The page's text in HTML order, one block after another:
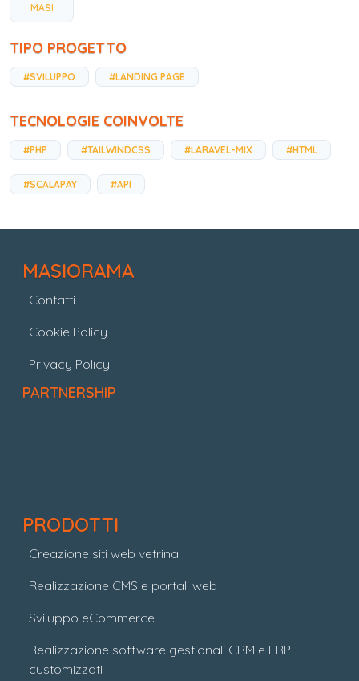
MASI
TIPO PROGETTO
#SVILUPPO #LANDING PAGE
TECNOLOGIE COINVOLTE
#PHP #TAILWINDCSS #LARAVEL-MIX #HTML
#SCALAPAY #API
MASIORAMA
Contatti
Cookie Policy
Privacy Policy
PARTNERSHIP
PRODOTTI
Creazione siti web vetrina
Realizzazione CMS e portali web
Sviluppo eCommerce
Realizzazione software gestionali CRM e ERP
customizzati